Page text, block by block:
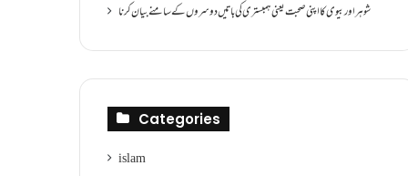
شوہر اور بیوی کا اپنی صحبت یعنی ہمبستری کی باتیں دوسروں کے سامنے بیان کرنا
Categories
islam